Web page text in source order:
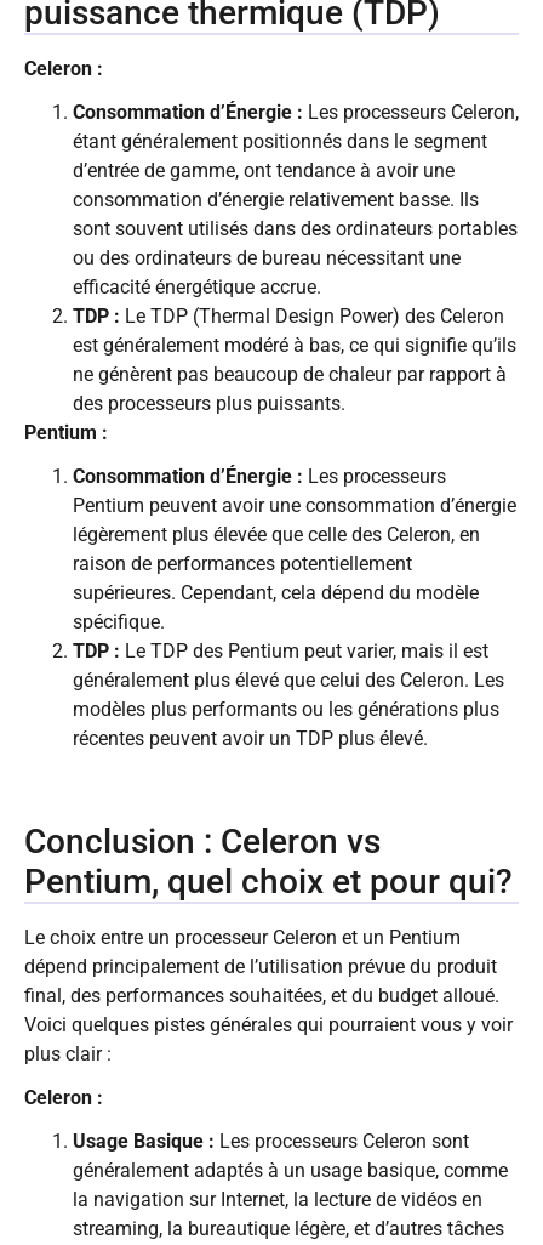
puissance thermique (TDP)
Celeron :
Consommation d’Énergie : Les processeurs Celeron,
étant généralement positionnés dans le segment
d’entrée de gamme, ont tendance à avoir une
consommation d’énergie relativement basse. Ils
sont souvent utilisés dans des ordinateurs portables
ou des ordinateurs de bureau nécessitant une
efficacité énergétique accrue.
TDP : Le TDP (Thermal Design Power) des Celeron
est généralement modéré à bas, ce qui signifie qu’ils
ne génèrent pas beaucoup de chaleur par rapport à
des processeurs plus puissants.
Pentium :
Consommation d’Énergie : Les processeurs
Pentium peuvent avoir une consommation d’énergie
légèrement plus élevée que celle des Celeron, en
raison de performances potentiellement
supérieures. Cependant, cela dépend du modèle
spécifique.
TDP : Le TDP des Pentium peut varier, mais il est
généralement plus élevé que celui des Celeron. Les
modèles plus performants ou les générations plus
récentes peuvent avoir un TDP plus élevé.
Conclusion : Celeron vs
Pentium, quel choix et pour qui?
Le choix entre un processeur Celeron et un Pentium
dépend principalement de l’utilisation prévue du produit
final, des performances souhaitées, et du budget alloué.
Voici quelques pistes générales qui pourraient vous y voir
plus clair :
Celeron :
Usage Basique : Les processeurs Celeron sont
généralement adaptés à un usage basique, comme
la navigation sur Internet, la lecture de vidéos en
streaming, la bureautique légère, et d’autres tâches